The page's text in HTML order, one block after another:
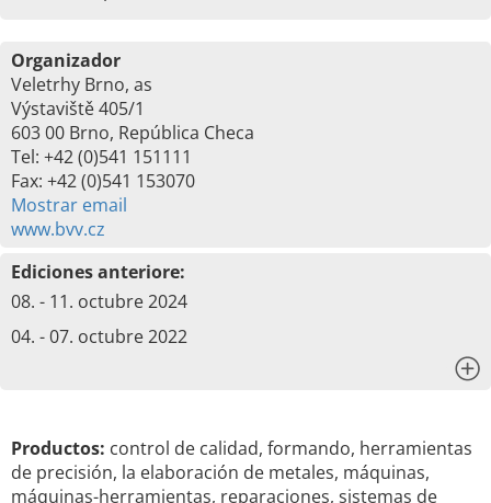
Organizador
Veletrhy Brno, as
Výstaviště 405/1
603 00 Brno, República Checa
Tel: +42 (0)541 151111
Fax: +42 (0)541 153070
Mostrar email
www.bvv.cz
Ediciones anteriore:
08. - 11. octubre 2024
04. - 07. octubre 2022
Productos: control de calidad, formando, herramientas
de precisión, la elaboración de metales, máquinas,
máquinas-herramientas, reparaciones, sistemas de